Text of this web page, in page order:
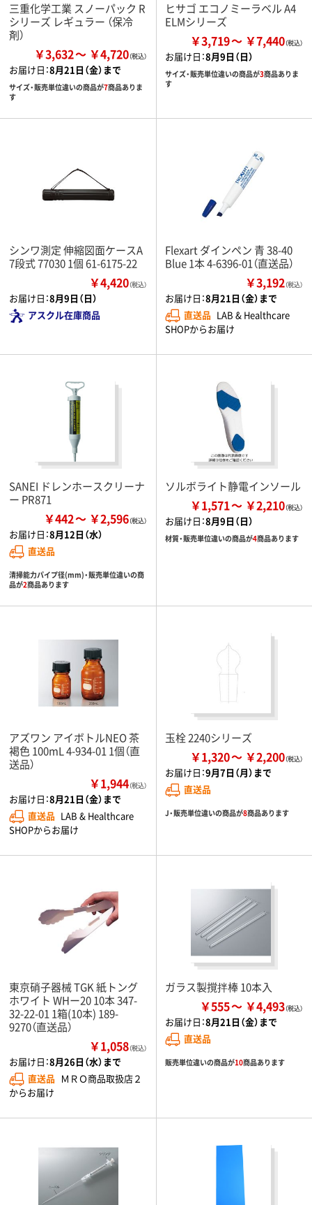
三重化学工業 スノーパック R
シリーズ レギュラー （保冷
剤）
￥3,632 ￥4,720
お届け日：8月21日（金）まで
サイズ・販売単位違いの商品が7商品ありま
す
ヒサゴ エコノミーラベル A4
ELMシリーズ
￥3,719 ￥7,440
お届け日：8月9日（日）
サイズ・販売単位違いの商品が3商品ありま
す
シンワ測定 伸縮図面ケースA
7段式 77030 1個 61-6175-22
￥4,420（税込）
お届け日：8月9日（日）
アスクル在庫商品
Flexart ダインペン 青 38-40
Blue 1本 4-6396-01（直送品）
￥3,192（税込）
お届け日：8月21日（金）まで
直送品 LAB & Healthcare
SHOPからお届け
SANEI ドレンホースクリーナ
ー PR871
￥442 ￥2,596
お届け日：8月12日（水）
直送品
清掃能力パイプ径(mm)・販売単位違いの商
品が2商品あります
ソルボライト静電インソール
￥1,571 ￥2,210
お届け日：8月9日（日）
材質・販売単位違いの商品が4商品あります
アズワン アイボトルNEO 茶
褐色 100mL 4-934-01 1個（直
送品）
￥1,944（税込）
お届け日：8月21日（金）まで
直送品 LAB & Healthcare
SHOPからお届け
玉栓 2240シリーズ
￥1,320 ￥2,200
お届け日：9月7日（月）まで
直送品
J・販売単位違いの商品が8商品あります
東京硝子器械 TGK 紙トング
ホワイト WHー20 10本 347-
32-22-01 1箱(10本) 189-
9270（直送品）
￥1,058（税込）
お届け日：8月26日（水）まで
直送品 ＭＲＯ商品取扱店２
からお届け
ガラス製撹拌棒 10本入
￥555 ￥4,493
お届け日：8月21日（金）まで
直送品
販売単位違いの商品が10商品あります